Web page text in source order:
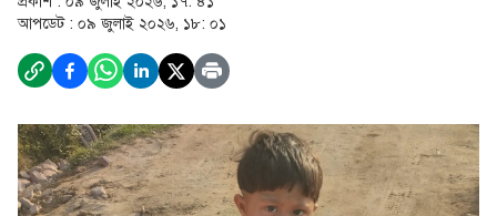
আপডেট : ০৯ জুলাই ২০২৬, ১৮: ০১